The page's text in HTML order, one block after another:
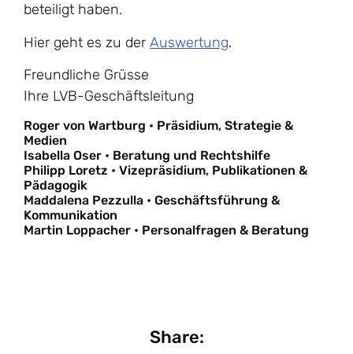
beteiligt haben.
Hier geht es zu der Auswertung.
Freundliche Grüsse
Ihre LVB-Geschäftsleitung
Roger von Wartburg • Präsidium, Strategie &
Medien
Isabella Oser • Beratung und Rechtshilfe
Philipp Loretz • Vizepräsidium, Publikationen &
Pädagogik
Maddalena Pezzulla • Geschäftsführung &
Kommunikation
Martin Loppacher • Personalfragen & Beratung
Share: